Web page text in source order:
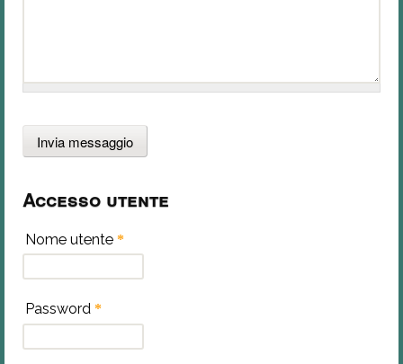
Accesso utente
Nome utente *
Password *